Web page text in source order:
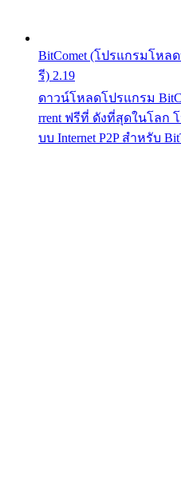
BitComet (โปรแกรมโหล
รี) 2.19
ดาวน์โหลดโปรแกรม
rrent ฟรีที่ ดังที่สุดในโลก
บบ Internet P2P สำหรับ